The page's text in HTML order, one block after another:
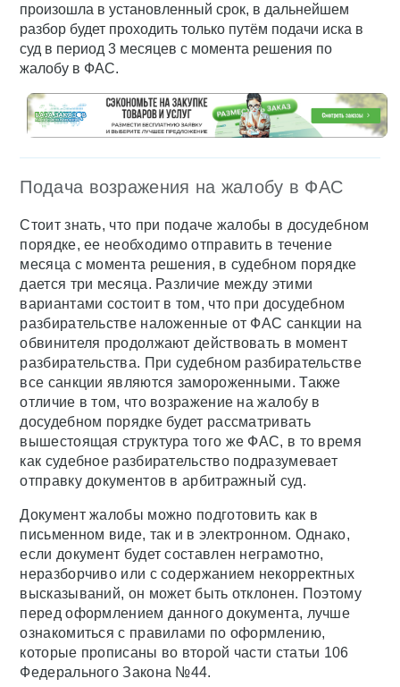
произошла в установленный срок, в дальнейшем
разбор будет проходить только путём подачи иска в
суд в период 3 месяцев с момента решения по
жалобу в ФАС.
Подача возражения на жалобу в ФАС
Стоит знать, что при подаче жалобы в досудебном
порядке, ее необходимо отправить в течение
месяца с момента решения, в судебном порядке
дается три месяца. Различие между этими
вариантами состоит в том, что при досудебном
разбирательстве наложенные от ФАС санкции на
обвинителя продолжают действовать в момент
разбирательства. При судебном разбирательстве
все санкции являются замороженными. Также
отличие в том, что возражение на жалобу в
досудебном порядке будет рассматривать
вышестоящая структура того же ФАС, в то время
как судебное разбирательство подразумевает
отправку документов в арбитражный суд.
Документ жалобы можно подготовить как в
письменном виде, так и в электронном. Однако,
если документ будет составлен неграмотно,
неразборчиво или с содержанием некорректных
высказываний, он может быть отклонен. Поэтому
перед оформлением данного документа, лучше
ознакомиться с правилами по оформлению,
которые прописаны во второй части статьи 106
Федерального Закона №44.